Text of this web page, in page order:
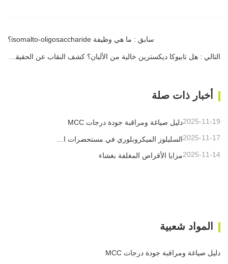
سابق : ما هي وظيفة isomalto-oligosaccharide؟
أخبار ذات صلة
دليل صياغة ومراقبة جودة درجات MCC2025-11-19
2025-11-17
مزايا الأقراص المغلفة بغشاء2025-11-14
المواد شعبية
دليل صياغة ومراقبة جودة درجات MCC